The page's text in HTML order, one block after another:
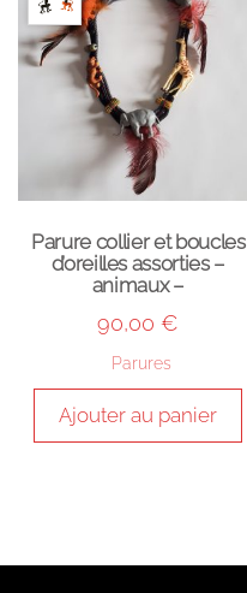
Parure collier et boucles
d’oreilles assorties –
animaux –
90,00€
Parures
Ajouter au panier